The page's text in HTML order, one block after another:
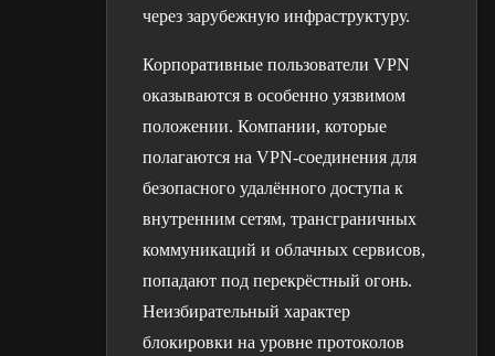
через зарубежную инфраструктуру.
Корпоративные пользователи VPN
оказываются в особенно уязвимом
положении. Компании, которые
полагаются на VPN-соединения для
безопасного удалённого доступа к
внутренним сетям, трансграничных
коммуникаций и облачных сервисов,
попадают под перекрёстный огонь.
Неизбирательный характер
блокировки на уровне протоколов